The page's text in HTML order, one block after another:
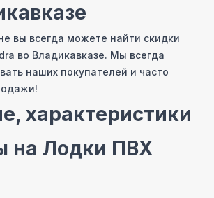
вы всегда можете найти скидки
во Владикавказе. Мы всегда
наших покупателей и часто
характеристики
на Лодки ПВХ